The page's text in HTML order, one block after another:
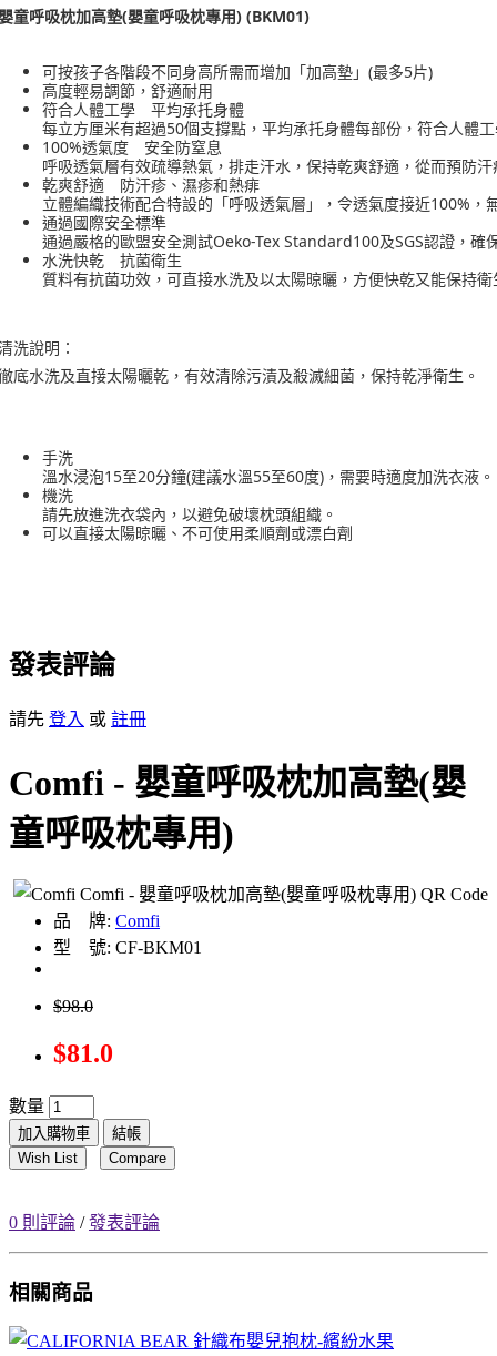
童呼吸枕加高墊(嬰童呼吸枕專用) (BKM01)
可按孩子各階段不同身高所需而增加「加高墊」(最多5片)
高度輕易調節，舒適耐用
符合人體工學 平均承托身體
每立方厘米有超過50個支撐點，平均承托身體每部份，符合人體
100%透氣度 安全防窒息
呼吸透氣層有效疏導熱氣，排走汗水，保持乾爽舒適，從而預防
乾爽舒適 防汗疹、濕疹和熱痱
立體編織技術配合特設的「呼吸透氣層」，令透氣度接近100%，
通過國際安全標準
通過嚴格的歐盟安全測試Oeko-Tex Standard100及SGS認證，確
水洗快乾 抗菌衛生
質料有抗菌功效，可直接水洗及以太陽晾曬，方便快乾又能保持衛
洗說明：
底水洗及直接太陽曬乾，有效清除污漬及殺滅細菌，保持乾淨衛生。
手洗
溫水浸泡15至20分鐘(建議水溫55至60度)，需要時適度加洗衣液。
機洗
請先放進洗衣袋內，以避免破壞枕頭組織。
可以直接太陽晾曬、不可使用柔順劑或漂白劑
發表評論
請先 登入 或 註冊
Comfi - 嬰童呼吸枕加高墊(嬰
童呼吸枕專用)
品 牌: Comfi
型 號: CF-BKM01
$98.0
$81.0
數量
加入購物車
結帳
Wish List
Compare
0 則評論 /發表評論
相關商品